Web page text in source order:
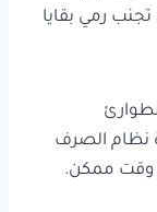
رمي بقايا
نظام الصرف
وقت ممكن.